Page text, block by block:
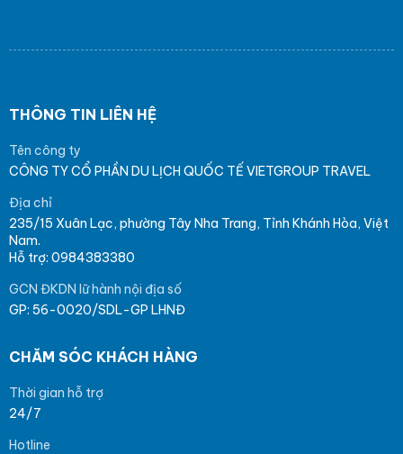
THÔNG TIN LIÊN HỆ
Tên công ty
CÔNG TY CỔ PHẦN DU LỊCH QUỐC TẾ VIETGROUP TRAVEL
Địa chỉ
235/15 Xuân Lạc, phường Tây Nha Trang, Tỉnh Khánh Hòa, Việt
Nam.
Hỗ trợ: 0984383380
GCN ĐKDN lữ hành nội địa số
GP: 56-0020/SDL-GP LHNĐ
CHĂM SÓC KHÁCH HÀNG
Thời gian hỗ trợ
24/7
Hotline